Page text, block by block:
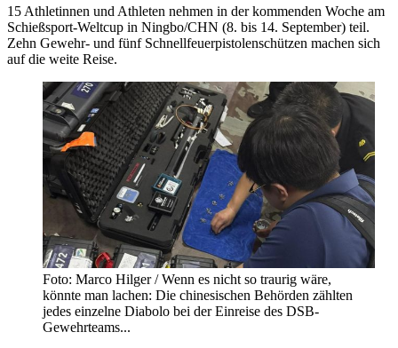
15 Athletinnen und Athleten nehmen in der kommenden Woche am
Schießsport-Weltcup in Ningbo/CHN (8. bis 14. September) teil.
Zehn Gewehr- und fünf Schnellfeuerpistolenschützen machen sich
auf die weite Reise.
Foto: Marco Hilger / Wenn es nicht so traurig wäre,
könnte man lachen: Die chinesischen Behörden zählten
jedes einzelne Diabolo bei der Einreise des DSB-
Gewehrteams...